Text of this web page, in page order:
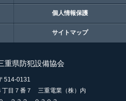
個人情報保護
サイトマップ
重県防犯設備協会
514-0131
丁目７番７ 三重電業（株）内